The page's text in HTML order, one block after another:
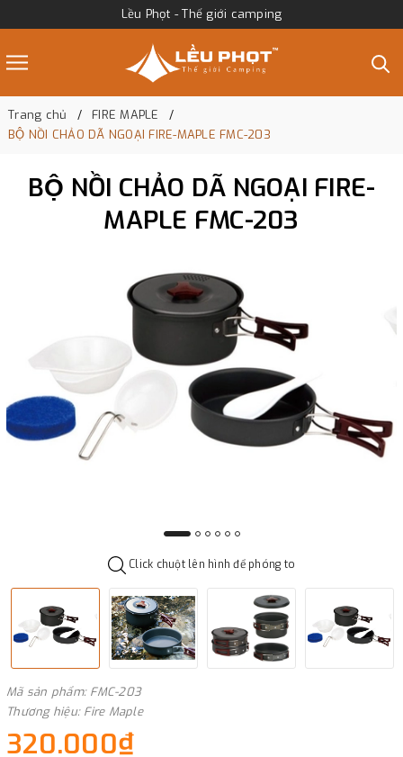
Lều Phọt - Thế giới camping
Trang chủ
FIRE MAPLE
BỘ NỒI CHẢO DÃ NGOẠI FIRE-MAPLE FMC-203
BỘ NỒI CHẢO DÃ NGOẠI FIRE-
MAPLE FMC-203
Click chuột lên hình để phóng to
Mã sản phẩm: FMC-203
Thương hiệu: Fire Maple
320.000₫